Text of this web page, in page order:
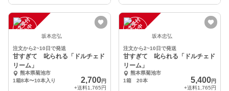
注
文
受
付
停
止
中 坂本忠弘
注文から2~10日で発送
甘すぎて 叱られる「ドルチェド
リーム」
熊本県菊池市
1箱8本〜10本入り
2,700円
+送料1,765円
注
文
受
付
停
止
中 坂本忠弘
注文から2~10日で発送
甘すぎて 叱られる「ドルチェド
リーム」
熊本県菊池市
1箱 20本
5,400円
+送料1,765円